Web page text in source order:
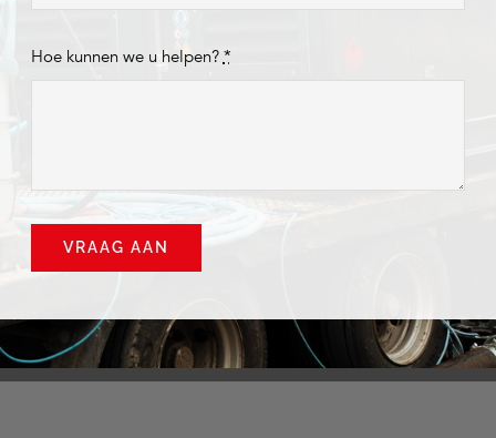
Hoe kunnen we u helpen? *
VRAAG AAN